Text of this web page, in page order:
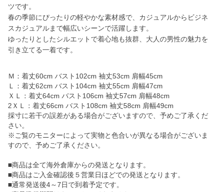
ツです。
春の季節にぴったりの軽やかな素材感で、カジュアルからビジネ
スカジュアルまで幅広いシーンで活躍します。
ゆったりとしたシルエットで着心地も抜群、大人の男性の魅力を
引き立てる一着です。
Ｍ：着丈60cm バスト102cm 袖丈53cm 肩幅45cm
Ｌ：着丈62cm バスト104cm 袖丈55cm 肩幅47cm
ＸＬ：着丈64cm バスト106cm 袖丈57cm 肩幅48cm
2ＸＬ：着丈66cm バスト108cm 袖丈58cm 肩幅49cm
採寸に若干の誤差がある場合がございますので、予めご了承くだ
さい。
※ご覧のモニターによって実物と色合いが異なる場合がございま
すので、予めご了承ください。
■商品は全て海外倉庫からの発送となります。
■商品はご入金確認後５営業日ほどでの発送となります。
■通常発送後4～7日で到着予定です。